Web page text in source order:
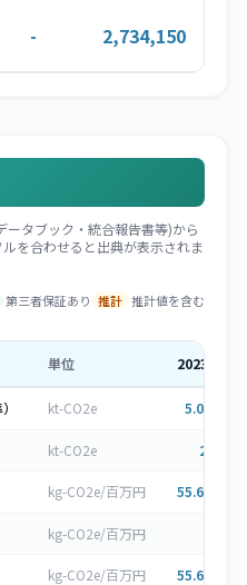
- 2,734,150
タブック・統合報告書等)から
を合わせると出典が表示されま
第三者保証あり 推計 推計値を含む
単位 2023
kt-CO2e 5.052
kt-CO2e 2,734
kg-CO2e/百万円 55.615
kg-CO2e/百万円
kg-CO2e/百万円 55.615